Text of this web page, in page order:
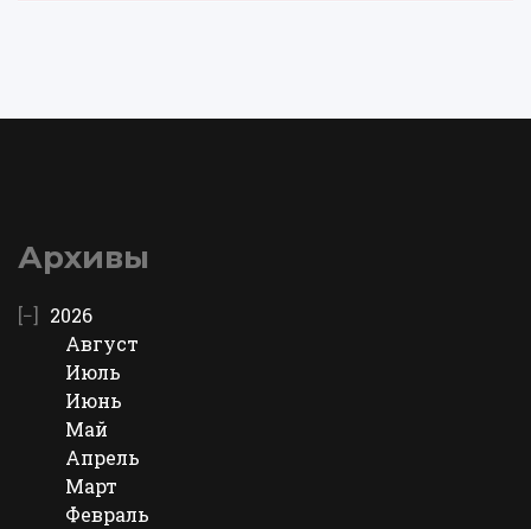
Архивы
2026
Август
Июль
Июнь
Май
Апрель
Март
Февраль